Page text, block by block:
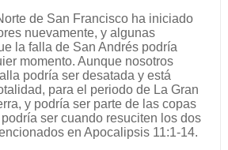
de San Francisco ha iniciado
nuevamente, y algunas
la falla de San Andrés podría
momento. Aunque nosotros
podría ser desatada y está
para el periodo de La Gran
y podría ser parte de las copas
ser cuando resuciten los dos
en Apocalipsis 11:1-14.